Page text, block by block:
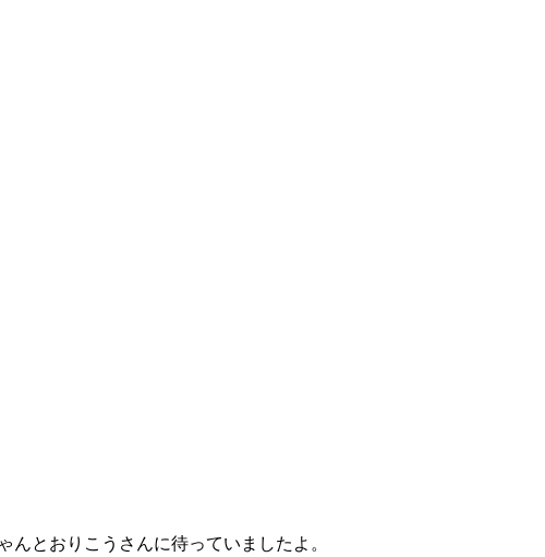
とおりこうさんに待っていましたよ。